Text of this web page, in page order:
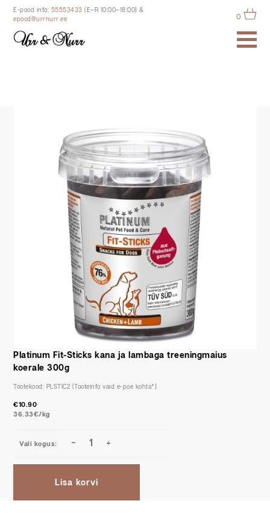
E-pood info: 55553433 (E–R 10:00–18:00) &
epood@urrnurr.ee
0
Platinum Fit-Sticks kana ja lambaga treeningmaius
koerale 300g
€10.90
36.33€/kg
Lisa korvi
Tootekood: PLSTIC2